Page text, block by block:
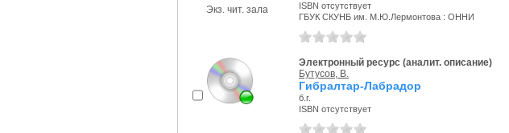
Экз. чит. зала
ISBN отсутствует
ГБУК СКУНБ им. М.Ю.Лермонтова : ОННИ
Электронный ресурс (аналит. описание)
Бутусов, В.
Гибралтар-Лабрадор
б.г.
ISBN отсутствует